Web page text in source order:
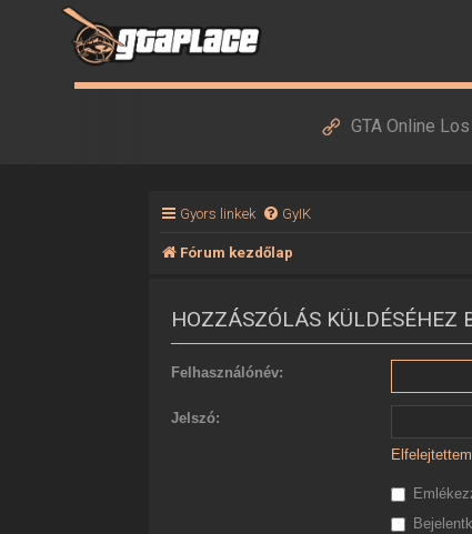
GTA Online
Gyors linkek GyIK
Fórum kezdőlap
HOZZÁSZÓLÁS KÜLDÉSÉHEZ
Felhasználónév:
Jelszó: